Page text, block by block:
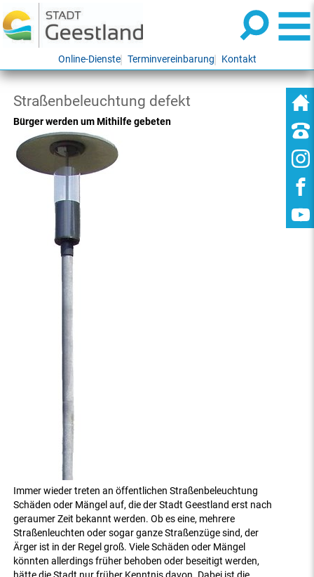
Online-Dienste Terminvereinbarung Kontakt
Straßenbeleuchtung defekt
Bürger werden um Mithilfe gebeten
Immer wieder treten an öffentlichen Straßenbeleuchtung
Schäden oder Mängel auf, die der Stadt Geestland erst nach
geraumer Zeit bekannt werden. Ob es eine, mehrere
Straßenleuchten oder sogar ganze Straßenzüge sind, der
Ärger ist in der Regel groß. Viele Schäden oder Mängel
könnten allerdings früher behoben oder beseitigt werden,